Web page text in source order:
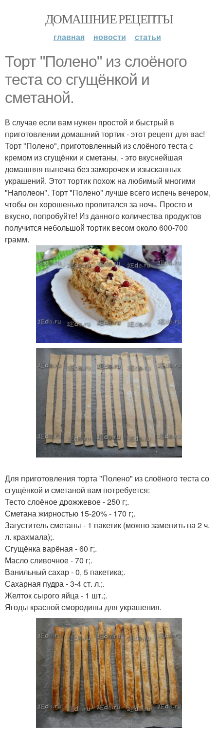
ДОМАШНИЕ РЕЦЕПТЫ
главная новости статьи
Торт "Полено" из слоёного
теста со сгущёнкой и
сметаной.
В случае если вам нужен простой и быстрый в
приготовлении домашний тортик - этот рецепт для вас!
Торт "Полено", приготовленный из слоёного теста с
кремом из сгущёнки и сметаны, - это вкуснейшая
домашняя выпечка без заморочек и изысканных
украшений. Этот тортик похож на любимый многими
"Наполеон". Торт "Полено" лучше всего испечь вечером,
чтобы он хорошенько пропитался за ночь. Просто и
вкусно, попробуйте! Из данного количества продуктов
получится небольшой тортик весом около 600-700
грамм.
Для приготовления торта "Полено" из слоёного теста со
сгущёнкой и сметаной вам потребуется:
Тесто слоёное дрожжевое - 250 г;.
Сметана жирностью 15-20% - 170 г;.
Загуститель сметаны - 1 пакетик (можно заменить на 2 ч.
л. крахмала);.
Сгущёнка варёная - 60 г;.
Масло сливочное - 70 г;.
Ванильный сахар - 0, 5 пакетика;.
Сахарная пудра - 3-4 ст. л.;.
Желток сырого яйца - 1 шт.;.
Ягоды красной смородины для украшения.